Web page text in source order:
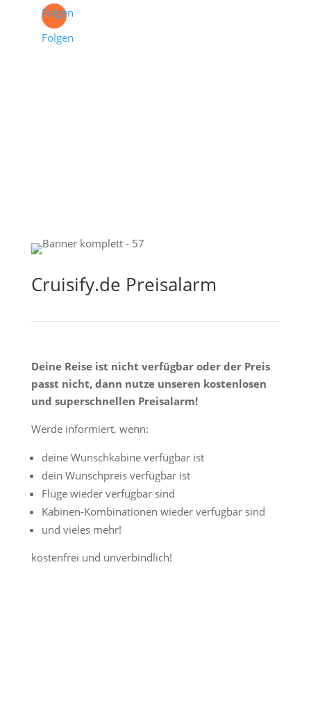
Folgen
Folgen
Cruisify.de Preisalarm
Deine Reise ist nicht verfügbar oder der Preis
passt nicht, dann nutze unseren kostenlosen
und superschnellen Preisalarm!
Werde informiert, wenn:
deine Wunschkabine verfügbar ist
dein Wunschpreis verfügbar ist
Flüge wieder verfügbar sind
Kabinen-Kombinationen wieder verfügbar sind
und vieles mehr!
kostenfrei und unverbindlich!